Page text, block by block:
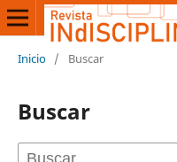
Inicio / Buscar
Buscar